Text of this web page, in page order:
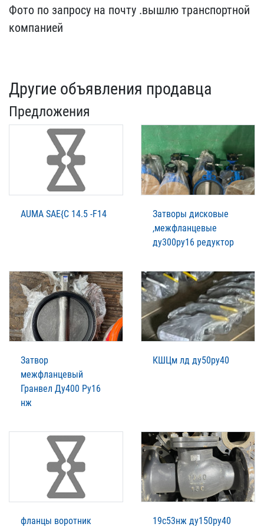
​Фото по запросу на почту​ .вышлю транспортной
ком​панией
Другие объявления продавца
Предложения
AUMA SAE{C 14.5 -F14
Затворы дисковые
,межфланцевые
ду300ру16 редуктор
Затвор
межфланцевый
Гранвел Ду400 Ру16
нж
КШЦм лд ду50ру40
фланцы воротник
19с53нж ду150ру40